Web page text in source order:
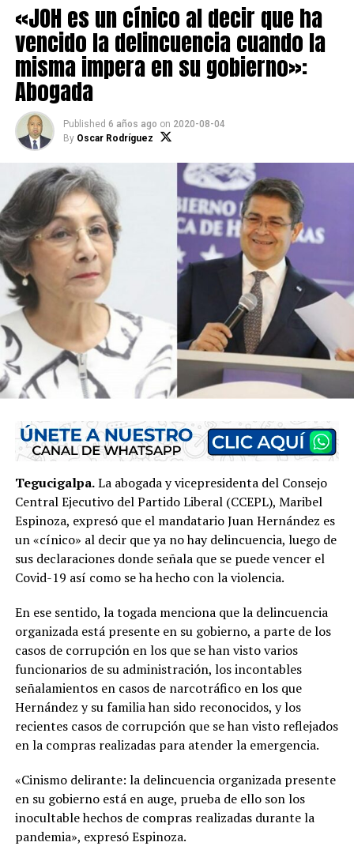
«JOH es un cínico al decir que ha
vencido la delincuencia cuando la
misma impera en su gobierno»:
Abogada
Published 6 años ago on 2020-08-04
By Oscar Rodríguez
Tegucigalpa.La abogada y vicepresidenta del Consejo
Central Ejecutivo del Partido Liberal (CCEPL), Maribel
Espinoza, expresó que el mandatario Juan Hernández es
un «cínico» al decir que ya no hay delincuencia, luego de
sus declaraciones donde señala que se puede vencer el
Covid-19 así como se ha hecho con la violencia.
En ese sentido, la togada menciona que la delincuencia
organizada está presente en su gobierno, a parte de los
casos de corrupción en los que se han visto varios
funcionarios de su administración, los incontables
señalamientos en casos de narcotráfico en los que
Hernández y su familia han sido reconocidos, y los
recientes casos de corrupción que se han visto reflejados
en la compras realizadas para atender la emergencia.
«Cinismo delirante: la delincuencia organizada presente
en su gobierno está en auge, prueba de ello son los
inocultable hechos de compras realizadas durante la
pandemia», expresó Espinoza.